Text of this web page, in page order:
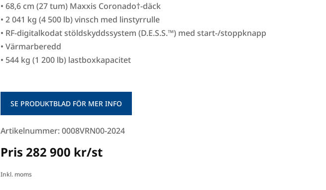
• 68,6 cm (27 tum) Maxxis Coronado†-däck
• 2 041 kg (4 500 lb) vinsch med linstyrrulle
• RF-digitalkodat stöldskyddssystem (D.E.S.S.™) med start-/stoppknapp
• Värmarberedd
• 544 kg (1 200 lb) lastboxkapacitet
SE PRODUKTBLAD FÖR MER INFO
Artikelnummer: 0008VRN00-2024
Pris 282 900 kr/st
Inkl. moms